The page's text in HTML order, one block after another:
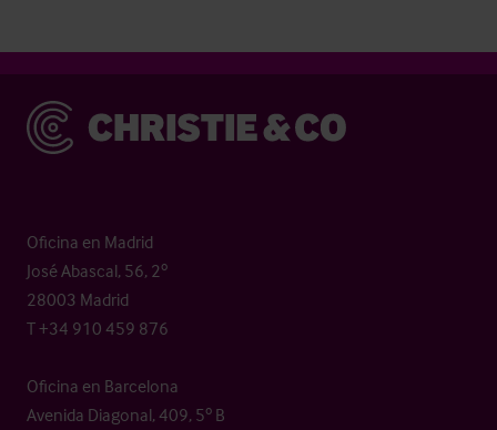
Christie & Co
Oficina en Madrid
José Abascal, 56, 2º
28003 Madrid
T +34 910 459 876
Oficina en Barcelona
Avenida Diagonal, 409, 5º B